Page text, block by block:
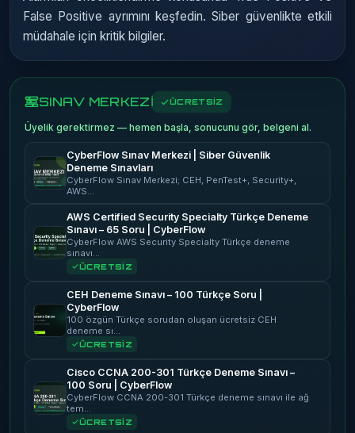
False Positive ayrımını keşfedin. Siber güvenlikte etkili
müdahale için kritik bilgiler.
SINAV MERKEZİ ÜCRETSİZ
Üyelik gerektirmez — hemen başla, sonucunu gör, belgeni al.
CyberFlow Sınav Merkezi | Siber Güvenlik
Deneme Sınavları
CyberFlow Sınav Merkezi; CEH, PenTest+, Security+,
AWS…
AWS Certified Security Specialty Türkçe Deneme
Sınavı – 65 Soru | CyberFlow
CyberFlow AWS Security Specialty Türkçe deneme
sınavı…
ÜCRETSİZ
CEH Deneme Sınavı – 100 Türkçe Soru |
CyberFlow
100 özgün Türkçe sorudan oluşan ücretsiz CEH
deneme sı…
ÜCRETSİZ
Cisco CCNA 200-301 Türkçe Deneme Sınavı –
100 Soru | CyberFlow
CyberFlow CCNA 200-301 Türkçe deneme sınavı ile ağ
tem…
ÜCRETSİZ